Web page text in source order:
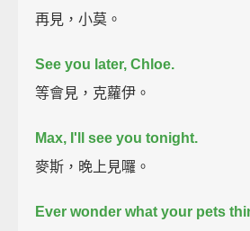
再見，小莫。
See you later, Chloe.
等會見，克蘿伊。
Max, I'll see you tonight.
麥斯，晚上見囉。
Ever wonder what your pets